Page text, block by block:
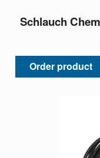
Schlauch
Order product